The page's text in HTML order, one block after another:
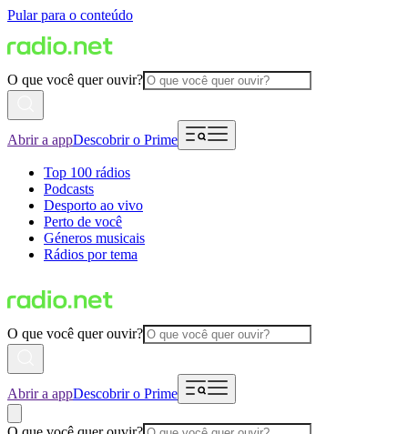
Pular para o conteúdo
O que você quer ouvir?
Abrir a appDescobrir o Prime
Top 100 rádios
Podcasts
Desporto ao vivo
Perto de você
Géneros musicais
Rádios por tema
O que você quer ouvir?
Abrir a appDescobrir o Prime